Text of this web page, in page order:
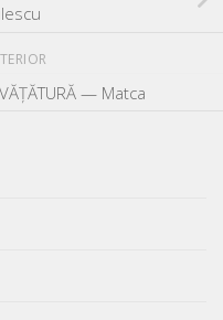
— Matca